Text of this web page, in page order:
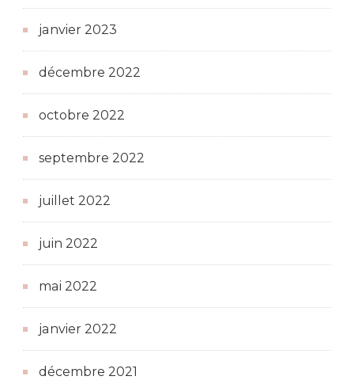
janvier 2023
décembre 2022
octobre 2022
septembre 2022
juillet 2022
juin 2022
mai 2022
janvier 2022
décembre 2021